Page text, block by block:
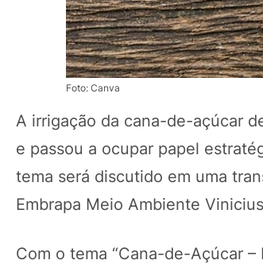
Foto: Canva
A irrigação da cana-de-açúcar
e passou a ocupar papel
tema será discutido em uma
Embrapa Meio Ambiente
Com o tema “Cana-de-Açúcar